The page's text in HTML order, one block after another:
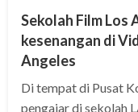
Sekolah Film Los
kesenangan di
Angeles
Di tempat di Pusat
pengajar di sekolah